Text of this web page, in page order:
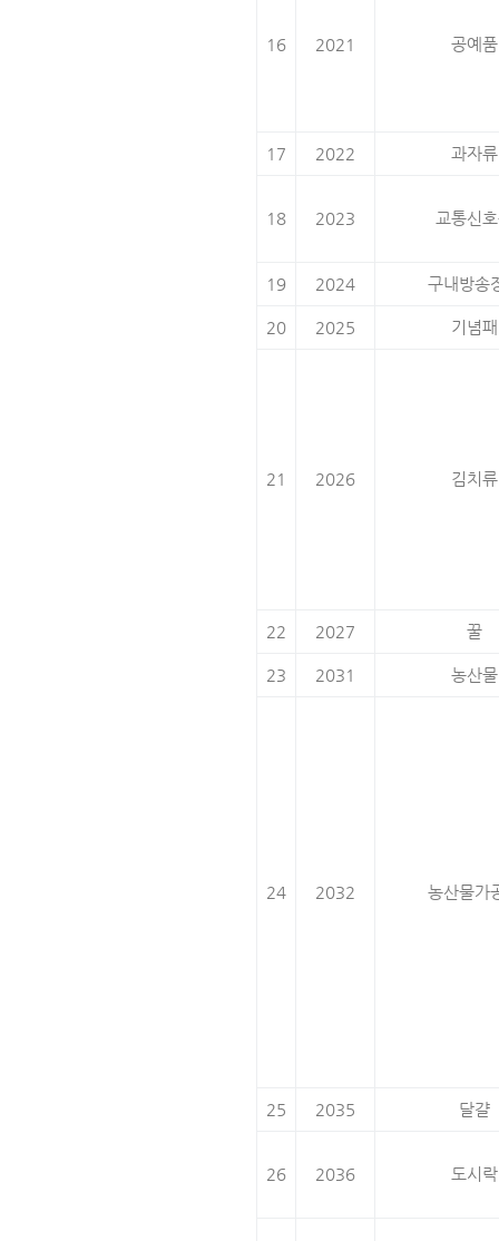
16 2021 공예품
17 2022 과자류
18 2023 교통신
19 2024 구내방송
20 2025 기념패
21 2026 김치류
22 2027 꿀
23 2031 농산물
24 2032 농산물가
25 2035 달걀
26 2036 도시락